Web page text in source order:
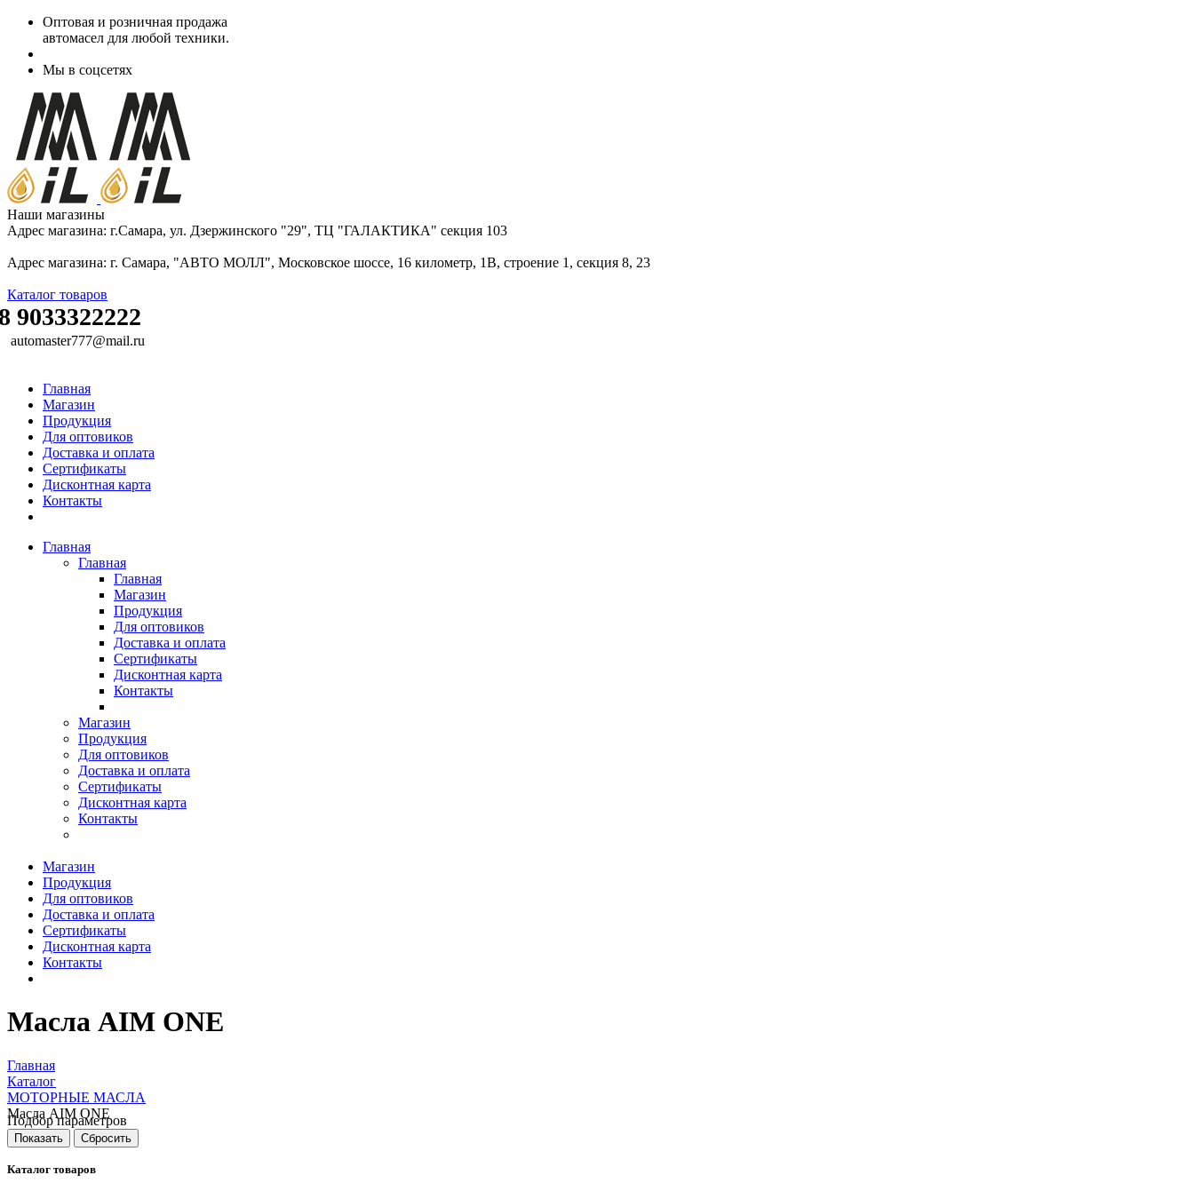
Оптовая и розничная продажа
автомасел для любой техники.
Мы в соцсетях
Наши магазины
Адрес магазина: г.Самара, ул. Дзержинского "29", ТЦ "ГАЛАКТИКА" секция 103
Адрес магазина: г. Самара, "АВТО МОЛЛ", Московское шоссе, 16 километр, 1В, строение 1, секция 8, 23
Каталог товаров
9033322222
automaster777@mail.ru
Главная
Магазин
Продукция
Для оптовиков
Доставка и оплата
Сертификаты
Дисконтная карта
Контакты
Главная
Главная
Главная
Магазин
Продукция
Для оптовиков
Доставка и оплата
Сертификаты
Дисконтная карта
Контакты
Магазин
Продукция
Для оптовиков
Доставка и оплата
Сертификаты
Дисконтная карта
Контакты
Магазин
Продукция
Для оптовиков
Доставка и оплата
Сертификаты
Дисконтная карта
Контакты
Масла AIM ONE
Главная
Каталог
МОТОРНЫЕ МАСЛА
Масла AIM ONE
Подбор параметров
Каталог товаров